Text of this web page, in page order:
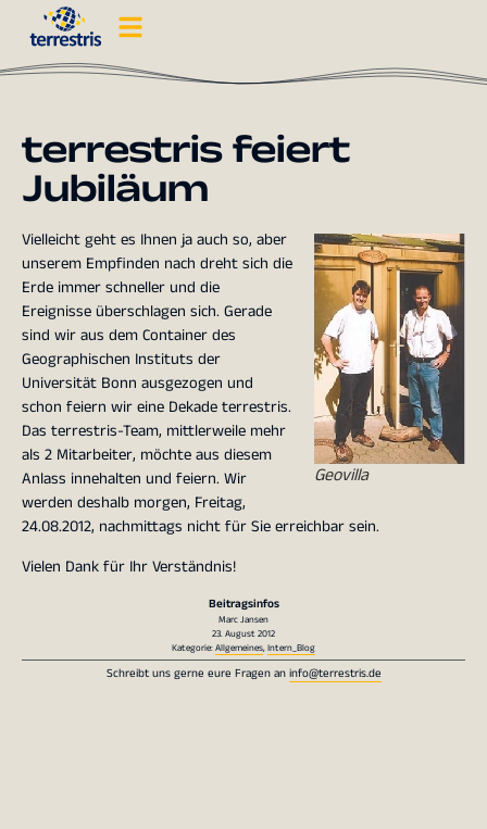
terrestris feiert
Jubiläum
Geovilla
Vielleicht geht es Ihnen ja auch so, aber
unserem Empfinden nach dreht sich die
Erde immer schneller und die
Ereignisse überschlagen sich. Gerade
sind wir aus dem Container des
Geographischen Instituts der
Universität Bonn ausgezogen und
schon feiern wir eine Dekade terrestris.
Das terrestris-Team, mittlerweile mehr
als 2 Mitarbeiter, möchte aus diesem
Anlass innehalten und feiern. Wir
werden deshalb morgen, Freitag,
24.08.2012, nachmittags nicht für Sie erreichbar sein.
Vielen Dank für Ihr Verständnis!
Beitragsinfos
Marc Jansen
23. August 2012
Kategorie:Allgemeines,Intern_Blog
Schreibt uns gerne eure Fragen aninfo@terrestris.de